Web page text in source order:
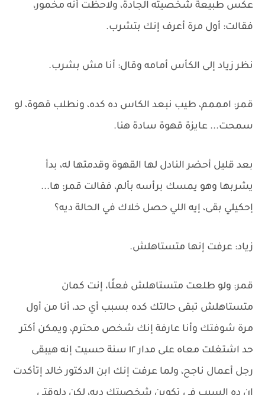
عكس طبيعة شخصيته الجادة، ولاحظت أنه مخمور،
فقالت: أول مرة أعرف إنك بتشرب.
نظر زياد إلى الكأس أمامه وقال: أنا مش بشرب.
قمر: امممم، طيب نبعد الكاس ده كده، ونطلب قهوة، لو
سمحت... عايزة قهوة سادة هنا.
بعد قليل أحضر النادل لها القهوة وقدمتها له، بدأ
يشربها وهو يمسك برأسه بألم، فقالت قمر: ها...
إحكيلي بقى، إيه اللي حصل خلاك في الحالة ديه؟
زياد: عرفت إنها متستاهلش.
قمر: ولو طلعت متستاهلش فعلًا، إنت كمان
متستاهلش تبقى حالتك كده بسبب أي حد، أنا من أول
مرة شوفتك وأنا عارفة إنك شخص محترم، ويمكن أكتر
حد اشتغلت معاه على مدار ١٢ سنة حسيت إنه هيبقى
رجل أعمال ناجح، ولما عرفت إنك ابن الدكتور خالد إتأكدت